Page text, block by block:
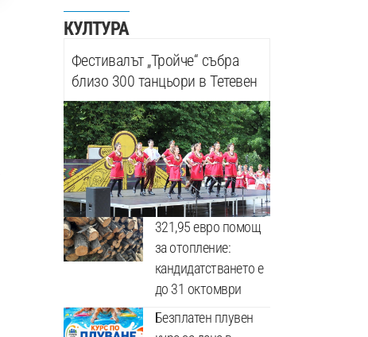
КУЛТУРА
Фестивалът „Тройче“ събра
близо 300 танцьори в Тетевен
321,95 евро помощ
за отопление:
кандидатстването е
до 31 октомври
Безплатен плувен